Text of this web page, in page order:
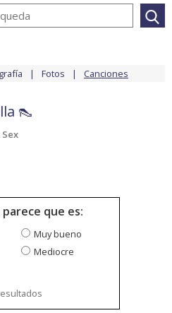
Fotos Canciones
👠
Sex
parece que es:
Muy bueno
Mediocre